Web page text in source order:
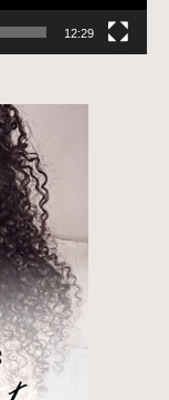
12:29